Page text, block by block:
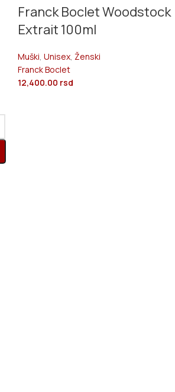
Franck Boclet Woodstock
Extrait 100ml
Muški Unisex, Ženski
Franck Boclet
12,400.00 rsd